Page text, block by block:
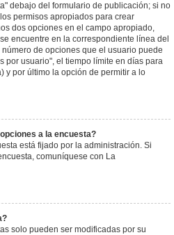
debajo del formulario de publicación; si no
permisos apropiados para crear
dos opciones en el campo apropiado,
encuentre en la correspondiente línea del
de opciones que el usuario puede
por usuario", el tiempo límite en días para
y por último la opción de permitir a lo
a la encuesta?
está fijado por la administración. Si
comuníquese con La
solo pueden ser modificadas por su